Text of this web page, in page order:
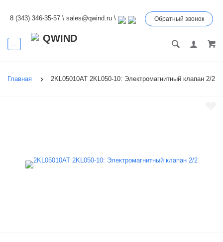
8 (343) 346-35-57 \ sales@qwind.ru \ Обратный звонок
Главная 2KL05010AT 2KL050-10: Электромагнитный клапан 2/2